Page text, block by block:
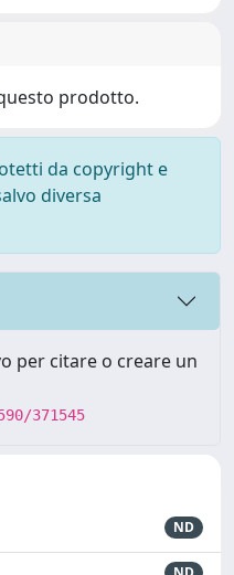
prodotto.
da copyright e
diversa
per citare o creare un
371545
ND